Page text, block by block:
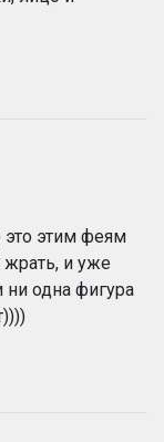
это этим феям
и уже
ни одна фигура